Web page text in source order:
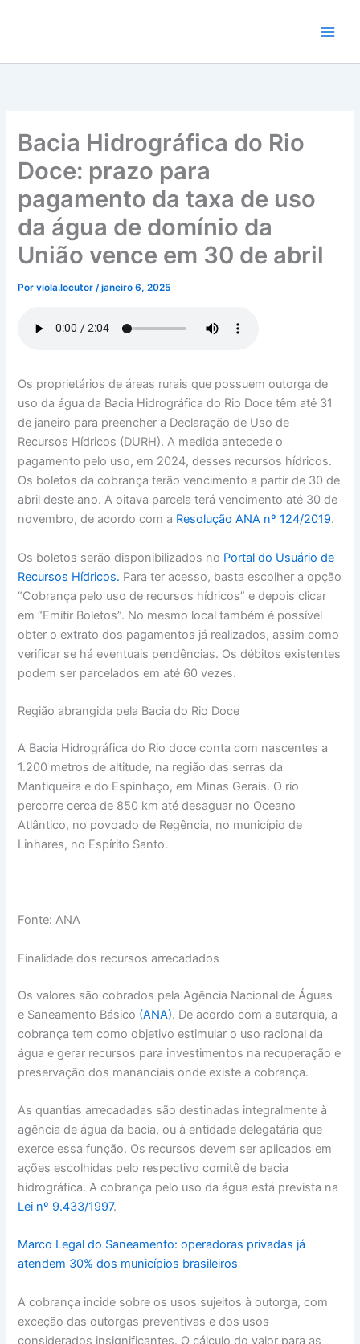
conteúdo
Bacia Hidrográfica do Rio
Doce: prazo para
pagamento da taxa de uso
da água de domínio da
União vence em 30 de abril
Porviola.locutor/janeiro 6, 2025
Os proprietários de áreas rurais que possuem outorga de
uso da água da Bacia Hidrográfica do Rio Doce têm até 31
de janeiro para preencher a Declaração de Uso de
Recursos Hídricos (DURH). A medida antecede o
pagamento pelo uso, em 2024, desses recursos hídricos.
Os boletos da cobrança terão vencimento a partir de 30 de
abril deste ano. A oitava parcela terá vencimento até 30 de
novembro, de acordo com a Resolução ANA nº 124/2019.
Os boletos serão disponibilizados no Portal do Usuário de
Recursos Hídricos. Para ter acesso, basta escolher a opção
“Cobrança pelo uso de recursos hídricos” e depois clicar
em “Emitir Boletos”. No mesmo local também é possível
obter o extrato dos pagamentos já realizados, assim como
verificar se há eventuais pendências. Os débitos existentes
podem ser parcelados em até 60 vezes.
Região abrangida pela Bacia do Rio Doce
A Bacia Hidrográfica do Rio doce conta com nascentes a
1.200 metros de altitude, na região das serras da
Mantiqueira e do Espinhaço, em Minas Gerais. O rio
percorre cerca de 850 km até desaguar no Oceano
Atlântico, no povoado de Regência, no município de
Linhares, no Espírito Santo.
Fonte: ANA
Finalidade dos recursos arrecadados
Os valores são cobrados pela Agência Nacional de Águas
e Saneamento Básico (ANA). De acordo com a autarquia, a
cobrança tem como objetivo estimular o uso racional da
água e gerar recursos para investimentos na recuperação e
preservação dos mananciais onde existe a cobrança.
As quantias arrecadadas são destinadas integralmente à
agência de água da bacia, ou à entidade delegatária que
exerce essa função. Os recursos devem ser aplicados em
ações escolhidas pelo respectivo comitê de bacia
hidrográfica. A cobrança pelo uso da água está prevista na
Lei nº 9.433/1997.
Marco Legal do Saneamento: operadoras privadas já
atendem 30% dos municípios brasileiros
A cobrança incide sobre os usos sujeitos à outorga, com
exceção das outorgas preventivas e dos usos
considerados insignificantes. O cálculo do valor para as